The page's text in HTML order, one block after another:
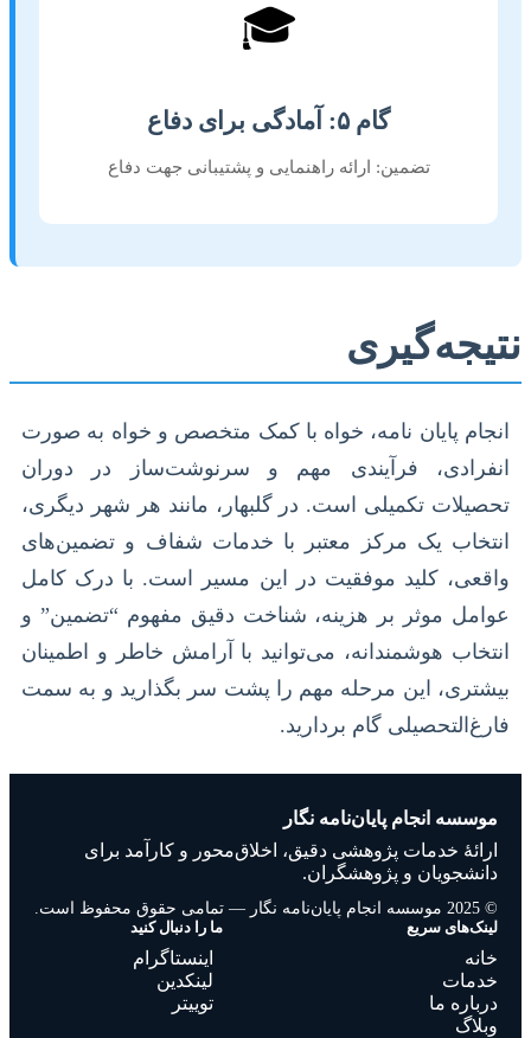
🎓
گام ۵: آمادگی برای دفاع
تضمین: ارائه راهنمایی و پشتیبانی جهت دفاع
نتیجه‌گیری
انجام پایان نامه، خواه با کمک متخصص و خواه به صورت
انفرادی، فرآیندی مهم و سرنوشت‌ساز در دوران
تحصیلات تکمیلی است. در گلبهار، مانند هر شهر دیگری،
انتخاب یک مرکز معتبر با خدمات شفاف و تضمین‌های
واقعی، کلید موفقیت در این مسیر است. با درک کامل
عوامل موثر بر هزینه، شناخت دقیق مفهوم “تضمین” و
انتخاب هوشمندانه، می‌توانید با آرامش خاطر و اطمینان
بیشتری، این مرحله مهم را پشت سر بگذارید و به سمت
فارغ‌التحصیلی گام بردارید.
موسسه انجام پایان‌نامه نگار
ارائهٔ خدمات پژوهشی دقیق، اخلاق‌محور و کارآمد برای
دانشجویان و پژوهشگران.
© 2025 موسسه انجام پایان‌نامه نگار — تمامی حقوق محفوظ است.
لینک‌های سریع
خانه
خدمات
درباره ما
وبلاگ
ما را دنبال کنید
اینستاگرام
لینکدین
توییتر